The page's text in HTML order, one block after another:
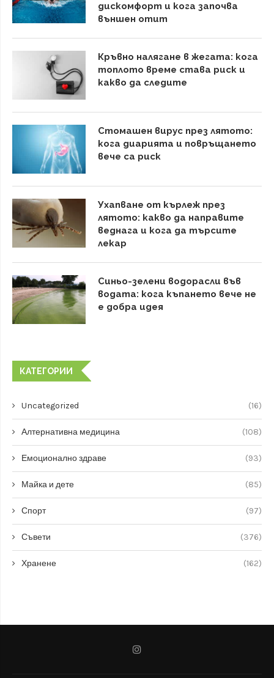
дискомфорт и кога започва
външен отит
Кръвно налягане в жегата: кога
топлото време става риск и
какво да следите
Стомашен вирус през лятото:
кога диарията и повръщането
вече са риск
Ухапване от кърлеж през
лятото: какво да направите
веднага и кога да търсите
лекар
Синьо-зелени водорасли във
водата: кога къпането вече не
е добра идея
КАТЕГОРИИ
Uncategorized (16)
Алтернативна медицина (108)
Емоционално здраве (93)
Майка и дете (85)
Спорт (97)
Съвети (376)
Хранене (162)